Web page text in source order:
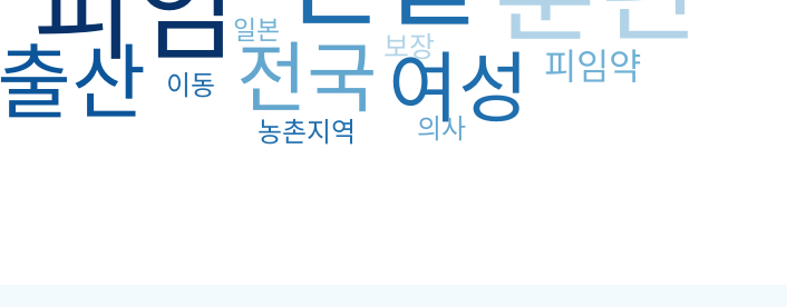
출산 전국여성 피임약
보장
이동
농촌지역 의사
일본